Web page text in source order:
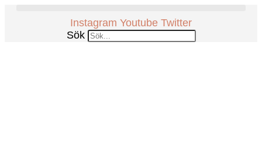
Instagram Youtube Twitter
Sök